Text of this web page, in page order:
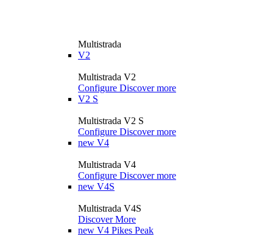
Multistrada
V2
Multistrada V2
Configure Discover more
V2 S
Multistrada V2 S
Configure Discover more
new V4
Multistrada V4
Configure Discover more
new V4S
Multistrada V4S
Discover More
new V4 Pikes Peak